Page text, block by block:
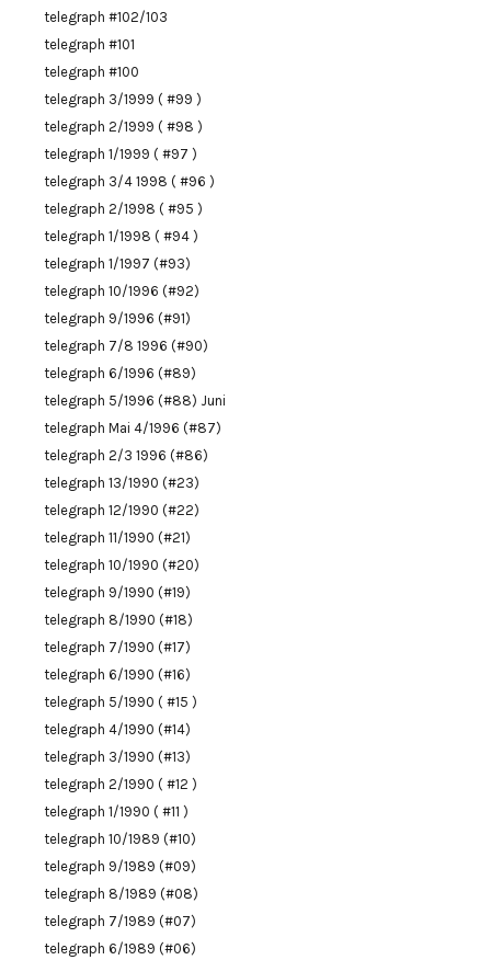
telegraph #102/103
telegraph #101
telegraph #100
telegraph 3/1999 ( #99 )
telegraph 2/1999 ( #98 )
telegraph 1/1999 ( #97 )
telegraph 3/4 1998 ( #96 )
telegraph 2/1998 ( #95 )
telegraph 1/1998 ( #94 )
telegraph 1/1997 (#93)
telegraph 10/1996 (#92)
telegraph 9/1996 (#91)
telegraph 7/8 1996 (#90)
telegraph 6/1996 (#89)
telegraph 5/1996 (#88) Juni
telegraph Mai 4/1996 (#87)
telegraph 2/3 1996 (#86)
telegraph 13/1990 (#23)
telegraph 12/1990 (#22)
telegraph 11/1990 (#21)
telegraph 10/1990 (#20)
telegraph 9/1990 (#19)
telegraph 8/1990 (#18)
telegraph 7/1990 (#17)
telegraph 6/1990 (#16)
telegraph 5/1990 ( #15 )
telegraph 4/1990 (#14)
telegraph 3/1990 (#13)
telegraph 2/1990 ( #12 )
telegraph 1/1990 ( #11 )
telegraph 10/1989 (#10)
telegraph 9/1989 (#09)
telegraph 8/1989 (#08)
telegraph 7/1989 (#07)
telegraph 6/1989 (#06)